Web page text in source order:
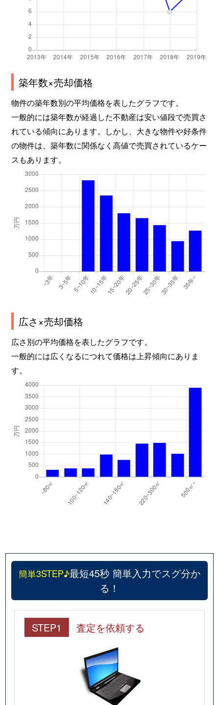
築年数×売却価格
物件の築年数別の平均価格を表したグラフです。
一般的には築年数が経過した不動産は安い値段で売買さ
れている傾向にあります。しかし、大きな物件や好条件
の物件は、築年数に関係なく高値で売買されているケー
スもあります。
広さ×売却価格
広さ別の平均価格を表したグラフです。
一般的には広くなるにつれて価格は上昇傾向にありま
す。
簡単3STEP♪最短45秒 簡単入力でスグ分か
る！
STEP1 査定を依頼する